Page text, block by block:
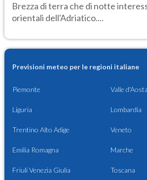
Brezza di terra che di notte
orientali dell'Adriatico....
Previsioni meteo per le regioni italiane
Piemonte Valle d'Aosta
Liguria Lombardia
Trentino Alto Adige Veneto
Emilia Romagna Marche
Friuli Venezia Giulia Toscana